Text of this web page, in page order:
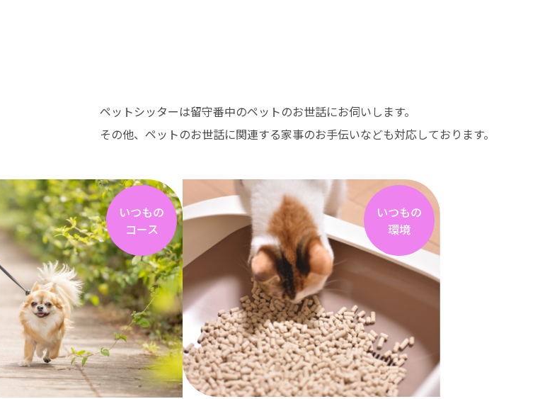
ペットシッターは留守番中のペットのお世話にお伺いします。
その他、ペットのお世話に関連する家事のお手伝いなども対応しております。
いつもの
コース
いつもの
環境